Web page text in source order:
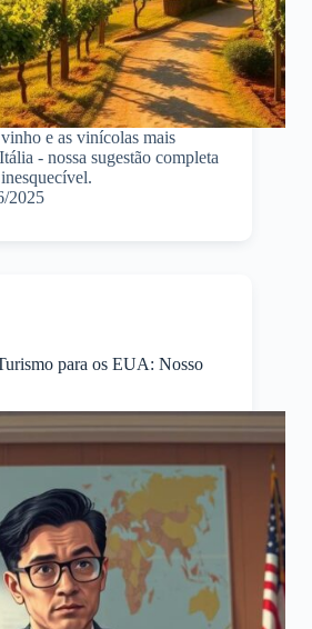
e as vinícolas mais
- nossa sugestão completa
2025
para os EUA: Nosso